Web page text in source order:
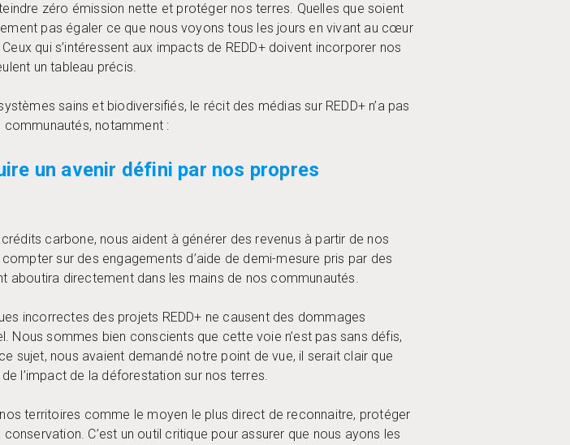
zéro émission nette et protéger nos terres. Quelles que soient
pas égaler ce que nous voyons tous les jours en vivant au cœur
qui s’intéressent aux impacts de REDD+ doivent incorporer nos
un tableau précis.
sains et biodiversifiés, le récit des médias sur REDD+ n’a pas
notamment :
un avenir défini par nos propres
carbone, nous aident à générer des revenus à partir de nos
sur des engagements d’aide de demi-mesure pris par des
aboutira directement dans les mains de nos communautés.
incorrectes des projets REDD+ ne causent des dommages
sommes bien conscients que cette voie n’est pas sans défis,
sujet, nous avaient demandé notre point de vue, il serait clair que
l’impact de la déforestation sur nos terres.
territoires comme le moyen le plus direct de reconnaitre, protéger
C’est un outil critique pour assurer que nous ayons les